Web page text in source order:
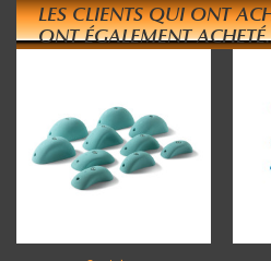
LES CLIENTS QUI ONT
ONT ÉGALEMENT